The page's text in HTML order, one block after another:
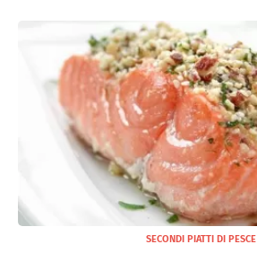
SECONDI PIATTI DI PESCE